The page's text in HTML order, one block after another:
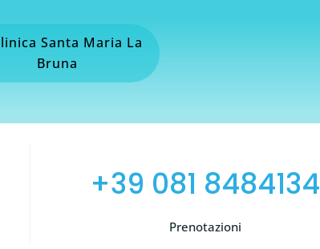
Santa Maria La
Bruna
+39 081 8484134
Prenotazioni